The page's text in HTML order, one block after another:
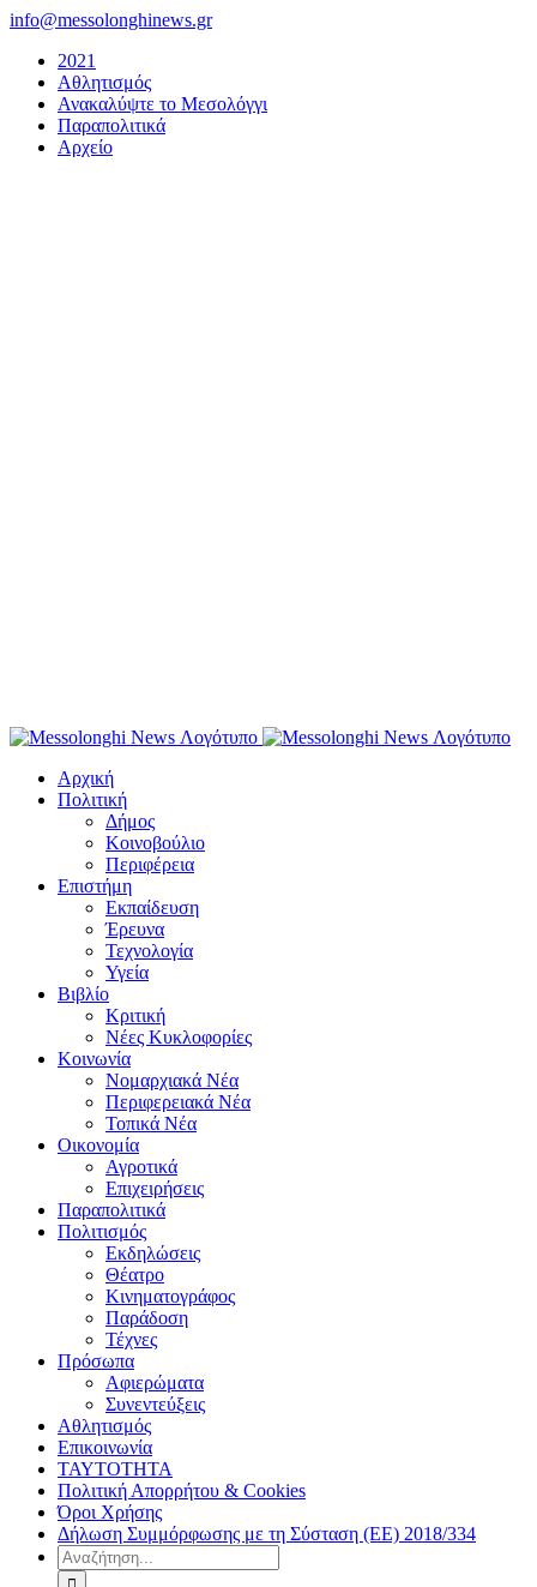
Μετάβαση
περιεχόμενο
info@messolonghinews.gr
2021
Αθλητισμός
Ανακαλύψτε το Μεσολόγγι
Παραπολιτικά
Αρχείο
Αρχική
Πολιτική
Δήμος
Κοινοβούλιο
Περιφέρεια
Επιστήμη
Εκπαίδευση
Έρευνα
Τεχνολογία
Υγεία
Βιβλίο
Κριτική
Νέες Κυκλοφορίες
Κοινωνία
Νομαρχιακά Νέα
Περιφερειακά Νέα
Τοπικά Νέα
Οικονομία
Αγροτικά
Επιχειρήσεις
Παραπολιτικά
Πολιτισμός
Εκδηλώσεις
Θέατρο
Κινηματογράφος
Παράδοση
Τέχνες
Πρόσωπα
Αφιερώματα
Συνεντεύξεις
Αθλητισμός
Επικοινωνία
ΤΑΥΤΟΤΗΤΑ
Πολιτική Απορρήτου & Cookies
Όροι Χρήσης
Δήλωση Συμμόρφωσης με τη Σύσταση (ΕΕ) 2018/334
Αναζήτηση
για: